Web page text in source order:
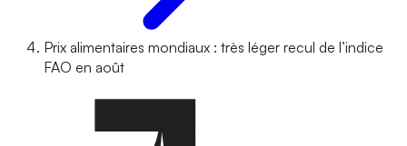
Prix alimentaires mondiaux : très léger recul de l’indice
FAO en août